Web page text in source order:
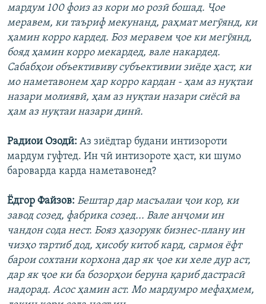
мардум 100 фоиз аз кори мо розӣ бошад. Ҷое
меравем, ки таъриф мекунанд, раҳмат мегӯянд, ки
ҳамин корро кардед. Боз меравем ҷое ки мегӯянд,
бояд ҳамин корро мекардед, вале накардед.
Сабабҳои объектививу субъективии зиёде ҳаст, ки
мо наметавонем ҳар корро кардан - ҳам аз нуқтаи
назари молиявӣ, ҳам аз нуқтаи назари сиёсӣ ва
ҳам аз нуқтаи назари динӣ.
Радиои Озодӣ: Аз зиёдтар будани интизороти
мардум гуфтед. Ин чӣ интизороте ҳаст, ки шумо
бароварда карда наметавонед?
Ёдгор Файзов: Бештар дар масъалаи ҷои кор, ки
завод созед, фабрика созед... Вале анҷоми ин
чандон сода нест. Бояз ҳазоруяк бизнес-плану ин
чизҳо тартиб дод, ҳисобу китоб кард, сармоя ёфт
барои сохтани корхона дар як ҷое ки хеле дур аст,
дар як ҷое ки ба бозорҳои беруна қариб дастрасӣ
надорад. Асос ҳамин аст. Мо мардумро мефаҳмем,